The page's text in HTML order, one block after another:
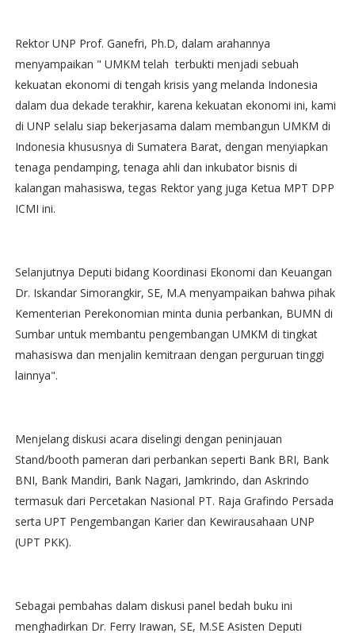
Rektor UNP Prof. Ganefri, Ph.D, dalam arahannya
menyampaikan " UMKM telah terbukti menjadi sebuah
kekuatan ekonomi di tengah krisis yang melanda Indonesia
dalam dua dekade terakhir, karena kekuatan ekonomi ini, kami
di UNP selalu siap bekerjasama dalam membangun UMKM di
Indonesia khususnya di Sumatera Barat, dengan menyiapkan
tenaga pendamping, tenaga ahli dan inkubator bisnis di
kalangan mahasiswa, tegas Rektor yang juga Ketua MPT DPP
ICMI ini.
Selanjutnya Deputi bidang Koordinasi Ekonomi dan Keuangan
Dr. Iskandar Simorangkir, SE, M.A menyampaikan bahwa pihak
Kementerian Perekonomian minta dunia perbankan, BUMN di
Sumbar untuk membantu pengembangan UMKM di tingkat
mahasiswa dan menjalin kemitraan dengan perguruan tinggi
lainnya".
Menjelang diskusi acara diselingi dengan peninjauan
Stand/booth pameran dari perbankan seperti Bank BRI, Bank
BNI, Bank Mandiri, Bank Nagari, Jamkrindo, dan Askrindo
termasuk dari Percetakan Nasional PT. Raja Grafindo Persada
serta UPT Pengembangan Karier dan Kewirausahaan UNP
(UPT PKK).
Sebagai pembahas dalam diskusi panel bedah buku ini
menghadirkan Dr. Ferry Irawan, SE, M.SE Asisten Deputi